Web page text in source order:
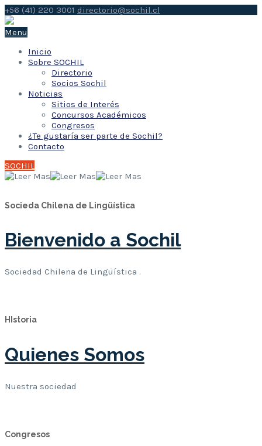
+56 (41) 220 3001 directorio@sochil.cl
Menu
Inicio
Sobre SOCHIL
Directorio
Socios Sochil
Noticias
Sitios de Interés
Concursos Académicos
Congresos
¿Te gustaría ser parte de Sochil?
Contacto
SOCHIL
Socieda Chilena de Lingüística
Bienvenido a Sochil
Sociedad Chilena de Lingüística .
HIstoria
Quienes Somos
Nuestra sociedad
Congresos